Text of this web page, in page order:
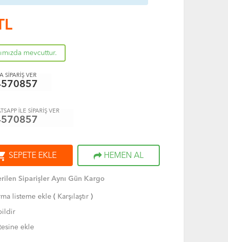
mevcuttur.
SİPARİŞ VER
İLE SİPARİŞ VER
SEPETE EKLE HEMEN AL
Siparişler Aynı Gün Kargo
listeme ekle( Karşılaştır)
ekle